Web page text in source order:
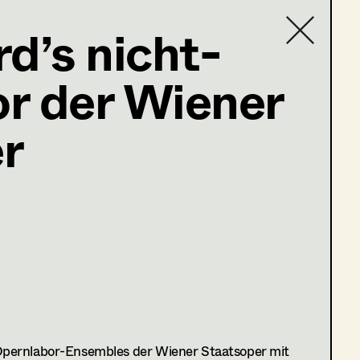
nicht-
der Wiener
Ensembles der Wiener Staatsoper mit